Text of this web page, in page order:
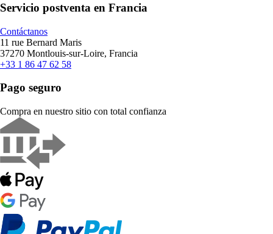
Servicio postventa en Francia
Contáctanos
11 rue Bernard Maris
37270 Montlouis-sur-Loire, Francia
+33 1 86 47 62 58
Pago seguro
Compra en nuestro sitio con total confianza